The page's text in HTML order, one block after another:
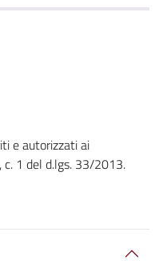
e autorizzati ai
1 del d.lgs. 33/2013.